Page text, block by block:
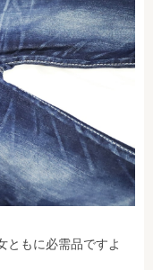
ともに必需品ですよ